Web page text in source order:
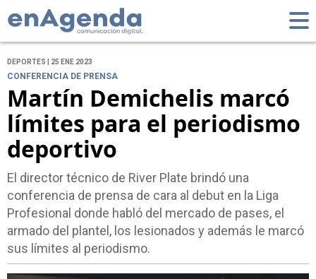
DEPORTES | 25 ENE 2023
CONFERENCIA DE PRENSA
Martín Demichelis marcó
límites para el periodismo
deportivo
El director técnico de River Plate brindó una
conferencia de prensa de cara al debut en la Liga
Profesional donde habló del mercado de pases, el
armado del plantel, los lesionados y además le marcó
sus límites al periodismo.